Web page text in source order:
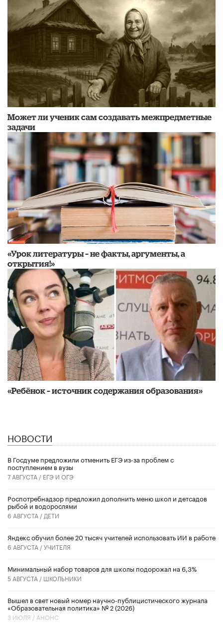
Может ли ученик сам создавать межпредметные
задачи
«Урок литературы – не факты, аргументы, а
открытия!»
«Ребёнок – источник содержания образования»
НОВОСТИ
В Госдуме предложили отменить ЕГЭ из-за проблем с
поступлением в вузы
7 АВГУСТА / ЕГЭ И ОГЭ
Роспотребнадзор предложил дополнить меню школ и детсадов
рыбой и водорослями
6 АВГУСТА / ДЕТИ
​Яндекс обучил более 20 тысяч учителей использовать ИИ в работе
6 АВГУСТА /УЧИТЕЛЯ
Минимальный набор товаров для школы подорожал на 6,3%
5 АВГУСТА / ШКОЛЬНИКИ
Вышел в свет новый номер научно-публицистического журнала
«Образовательная политика» № 2 (2026)
3 ИЮЛЯ / АНОНС